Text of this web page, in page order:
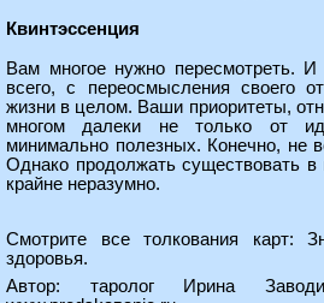
Квинтэссенция
Вам многое нужно пересмотреть. И
всего, с переосмысления своего
жизни в целом. Ваши приоритеты,
многом далеки не только от
минимально полезных. Конечно, не
Однако продолжать существовать
крайне неразумно.
Смотрите все толкования карт:
здоровья.
Автор: таролог Ирина